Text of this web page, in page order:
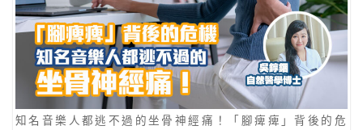
知名音樂人都逃不過的坐骨神經痛！「腳痺痺」背後的危